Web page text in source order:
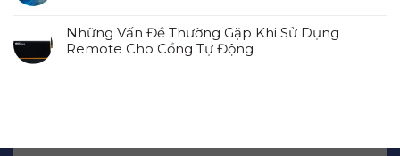
Những Vấn Đề Thường Gặp Khi Sử Dụng
Remote Cho Cổng Tự Động